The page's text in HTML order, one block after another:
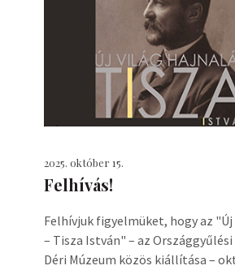
2025. október 15.
Felhívás!
Felhívjuk figyelmüket, hogy az
– Tisza István" – az Országgyűlési
Déri Múzeum közös kiállítása –